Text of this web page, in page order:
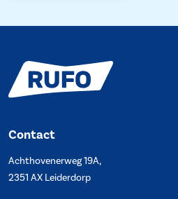
Contact
Achthovenerweg 19A,
2351 AX Leiderdorp